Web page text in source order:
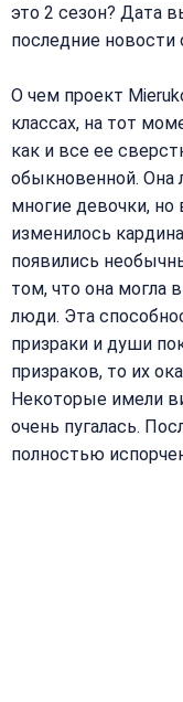
это 2 сезон? Дата
последние новости
О чем проект
классах, на тот
как и все ее
обыкновенной. Она
многие девочки,
изменилось
появились
том, что она могла
люди. Эта
призраки и души
призраков, то их
Некоторые имели
очень пугалась.
полностью